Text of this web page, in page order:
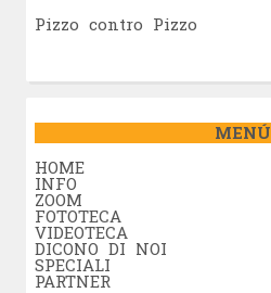
Pizzo contro Pizzo
MENÚ
HOME
INFO
ZOOM
FOTOTECA
VIDEOTECA
DICONO DI NOI
SPECIALI
PARTNER